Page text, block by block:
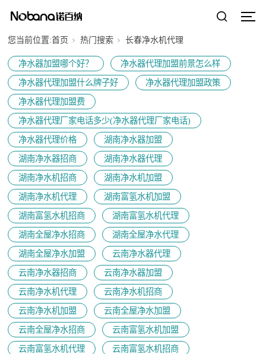
您当前位置:首页 热门搜索 长春净水机代理
净水器加盟哪个好？
净水器代理加盟前景怎么样
净水器代理加盟什么牌子好
净水器代理加盟政策
净水器代理加盟费
净水器代理厂家电话多少(净水器代理厂家电话)
净水器代理价格
湖南净水器加盟
湖南净水器招商
湖南净水器代理
湖南净水机招商
湖南净水机加盟
湖南净水机代理
湖南富氢水机加盟
湖南富氢水机招商
湖南富氢水机代理
湖南全屋净水招商
湖南全屋净水代理
湖南全屋净水加盟
云南净水器代理
云南净水器招商
云南净水器加盟
云南净水机代理
云南净水机招商
云南净水机加盟
云南全屋净水加盟
云南全屋净水招商
云南富氢水机加盟
云南富氢水机代理
云南富氢水机招商